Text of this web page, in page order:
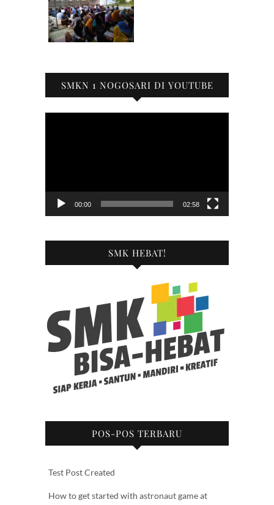
SMKN 1 NOGOSARI DI YOUTUBE
00:00 02:58
SMK HEBAT!
POS-POS TERBARU
Test Post Created
How to get started with astronaut game at